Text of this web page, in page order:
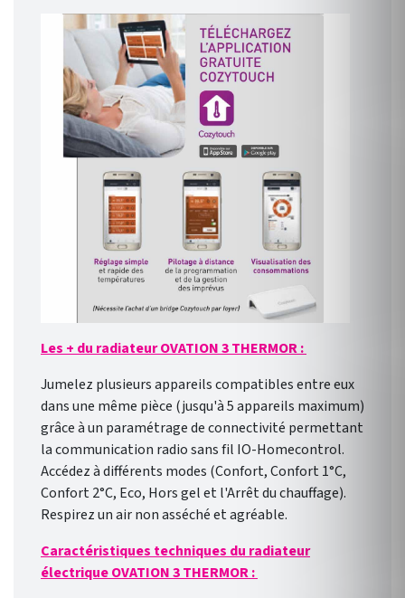
Les + du radiateur OVATION 3 THERMOR :
Jumelez plusieurs appareils compatibles entre eux
dans une même pièce (jusqu'à 5 appareils maximum)
grâce à un paramétrage de connectivité permettant
la communication radio sans fil IO-Homecontrol.
Accédez à différents modes (Confort, Confort 1°C,
Confort 2°C, Eco, Hors gel et l'Arrêt du chauffage).
Respirez un air non asséché et agréable.
Caractéristiques techniques du radiateur
électrique OVATION 3 THERMOR :